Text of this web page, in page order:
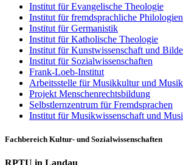
Institut für Evangelische Theologie
Institut für fremdsprachliche Philologien
Institut für Germanistik
Institut für Katholische Theologie
Institut für Kunstwissenschaft und
Institut für Sozialwissenschaften
Frank-Loeb-Institut
Arbeitsstelle für Musikkultur und
Projekt Menschenrechtsbildung
Selbstlernzentrum für Fremdsprachen
Institut für Musikwissenschaft und
Fachbereich Kultur- und Sozialwissenschaften
RPTU in Landau